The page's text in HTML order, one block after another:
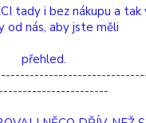
tady i bez nákupu a
od nás, aby jste měli
přehled.